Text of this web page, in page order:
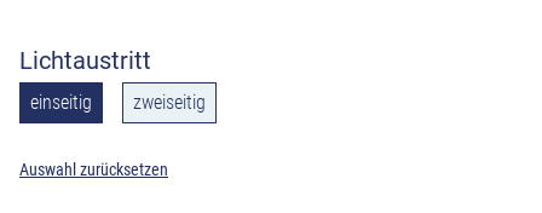
Lichtaustritt
einseitig zweiseitig
Auswahl zurücksetzen